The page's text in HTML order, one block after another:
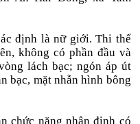
định là nữ giới. Thi thể
không có phần đầu và
lách bạc; ngón áp út
bạc, mặt nhẫn hình bông
chức năng nhận định có